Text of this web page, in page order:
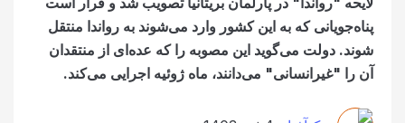
پناه‌جویانی که به این کشور وارد می‌شوند به رواندا منتقل
شوند. دولت می‌گوید این مصوبه را که عده‌ای از منتقدان
آن را "غیرانسانی" می‌دانند، ماه ژوئیه اجرایی می‌کند.